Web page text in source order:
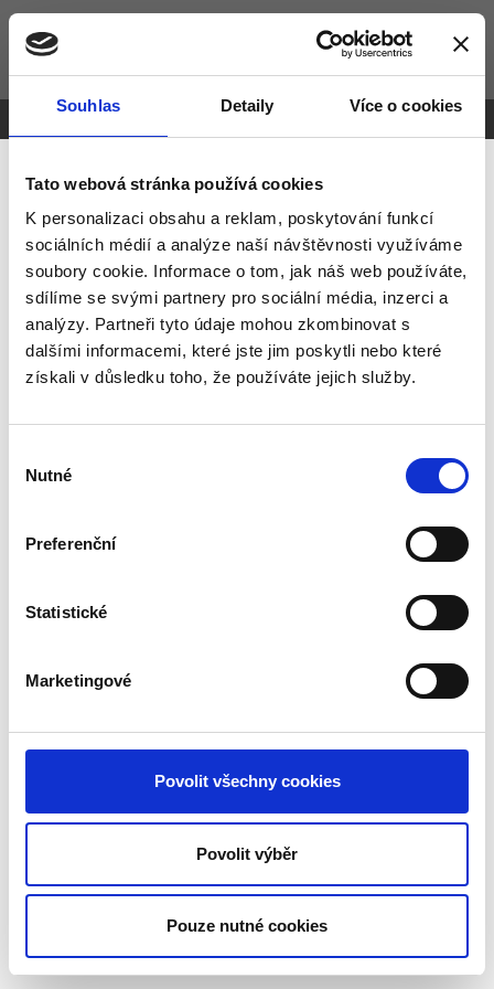
Souhlas Detaily Více o cookies
Tato webová stránka používá cookies
K personalizaci obsahu a reklam, poskytování funkcí
sociálních médií a analýze naší návštěvnosti využíváme
soubory cookie. Informace o tom, jak náš web používáte,
sdílíme se svými partnery pro sociální média, inzerci a
analýzy. Partneři tyto údaje mohou zkombinovat s
dalšími informacemi, které jste jim poskytli nebo které
získali v důsledku toho, že používáte jejich služby.
souhlasu
Nutné
Preferenční
Statistické
Marketingové
Povolit všechny cookies
Povolit výběr
Pouze nutné cookies
Psychoterapie Praha
Webmium